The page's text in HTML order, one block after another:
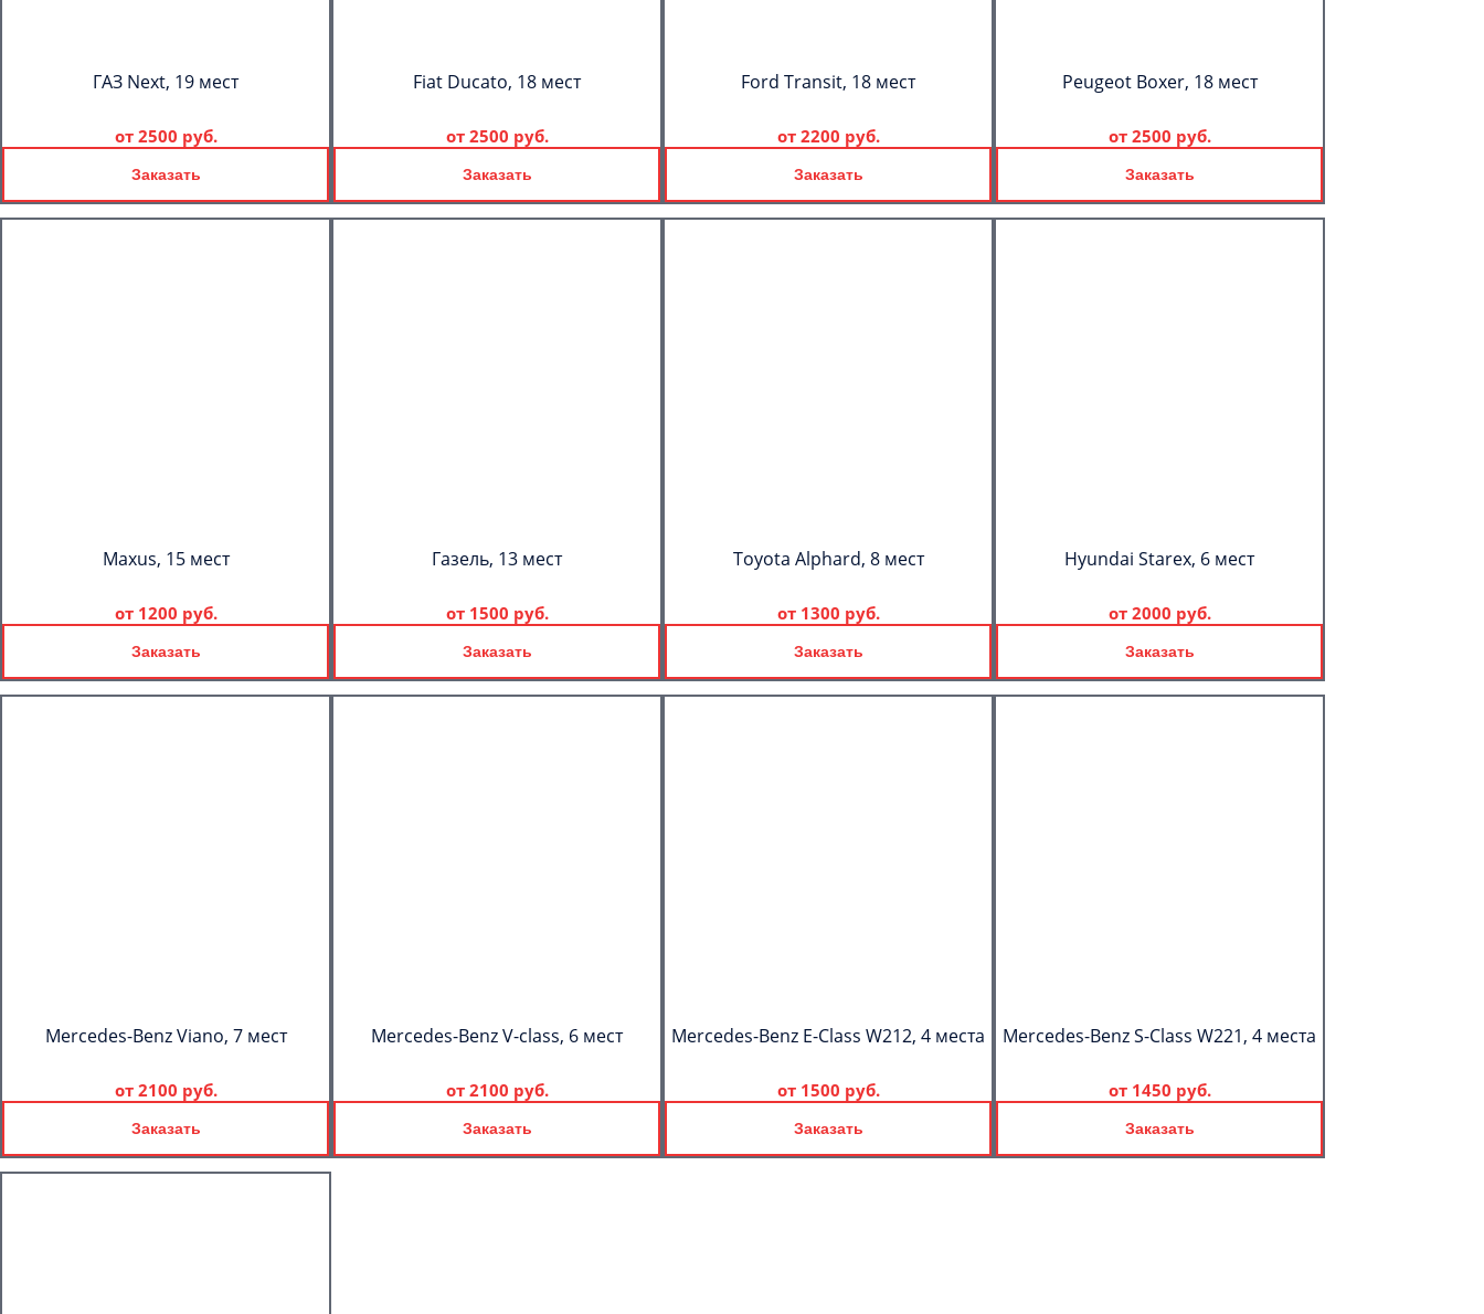
ГАЗ Next, 19 мест
от 2500 руб.
Заказать
Fiat Ducato, 18 мест
от 2500 руб.
Заказать
Ford Transit, 18 мест
от 2200 руб.
Заказать
Peugeot Boxer, 18 мест
от 2500 руб.
Заказать
Maxus, 15 мест
от 1200 руб.
Заказать
Газель, 13 мест
от 1500 руб.
Заказать
Toyota Alphard, 8 мест
от 1300 руб.
Заказать
Hyundai Starex, 6 мест
от 2000 руб.
Заказать
Mercedes-Benz Viano, 7 мест
от 2100 руб.
Заказать
Mercedes-Benz V-class, 6 мест
от 2100 руб.
Заказать
Mercedes-Benz E-Class W212, 4 места
от 1500 руб.
Заказать
Mercedes-Benz S-Class W221, 4 места
от 1450 руб.
Заказать